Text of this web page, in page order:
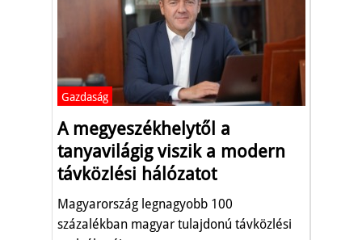
Gazdaság
A megyeszékhelytől a
tanyavilágig viszik a modern
távközlési hálózatot
Magyarország legnagyobb 100
százalékban magyar tulajdonú távközlési